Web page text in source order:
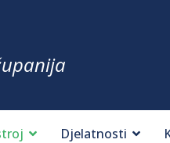
Djelatnosti